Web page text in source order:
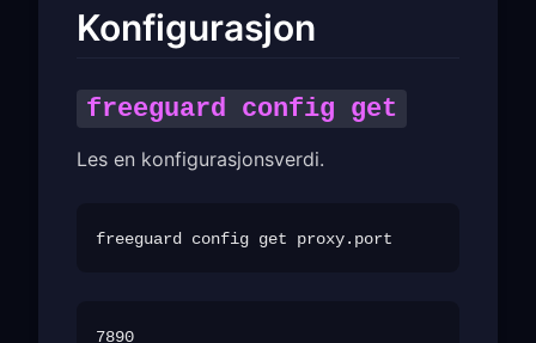
Konfigurasjon
freeguard config get
Les en konfigurasjonsverdi.